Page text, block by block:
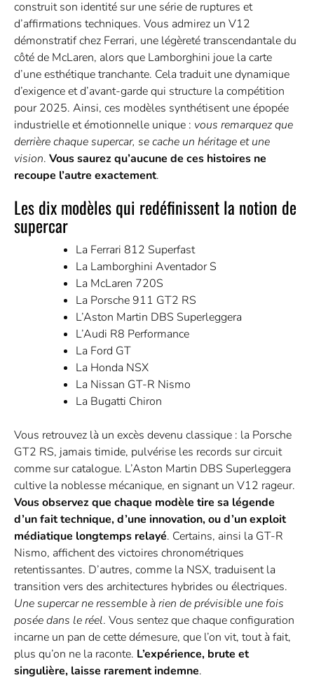
construit son identité sur une série de ruptures et
d’affirmations techniques. Vous admirez un V12
démonstratif chez Ferrari, une légèreté transcendantale du
côté de McLaren, alors que Lamborghini joue la carte
d’une esthétique tranchante. Cela traduit une dynamique
d’exigence et d’avant-garde qui structure la compétition
pour 2025. Ainsi, ces modèles synthétisent une épopée
industrielle et émotionnelle unique : vous remarquez que
derrière chaque supercar, se cache un héritage et une
vision. Vous saurez qu’aucune de ces histoires ne
recoupe l’autre exactement.
Les dix modèles qui redéfinissent la notion de
supercar
La Ferrari 812 Superfast
La Lamborghini Aventador S
La McLaren 720S
La Porsche 911 GT2 RS
L’Aston Martin DBS Superleggera
L’Audi R8 Performance
La Ford GT
La Honda NSX
La Nissan GT-R Nismo
La Bugatti Chiron
Vous retrouvez là un excès devenu classique : la Porsche
GT2 RS, jamais timide, pulvérise les records sur circuit
comme sur catalogue. L’Aston Martin DBS Superleggera
cultive la noblesse mécanique, en signant un V12 rageur.
Vous observez que chaque modèle tire sa légende
d’un fait technique, d’une innovation, ou d’un exploit
médiatique longtemps relayé. Certains, ainsi la GT-R
Nismo, affichent des victoires chronométriques
retentissantes. D’autres, comme la NSX, traduisent la
transition vers des architectures hybrides ou électriques.
Une supercar ne ressemble à rien de prévisible une fois
posée dans le réel. Vous sentez que chaque configuration
incarne un pan de cette démesure, que l’on vit, tout à fait,
plus qu’on ne la raconte. L’expérience, brute et
singulière, laisse rarement indemne.